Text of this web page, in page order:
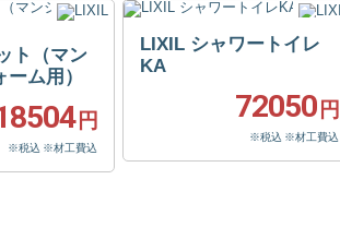
ト（マン
ム用）
円
※税込 ※材工費込
LIXIL シャワートイレ
KA
72050円
※税込 ※材工費込